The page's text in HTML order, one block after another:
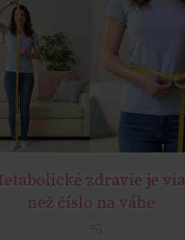
NATURAL METABOLIC HEALTH
zdravie je
než číslo na váhe